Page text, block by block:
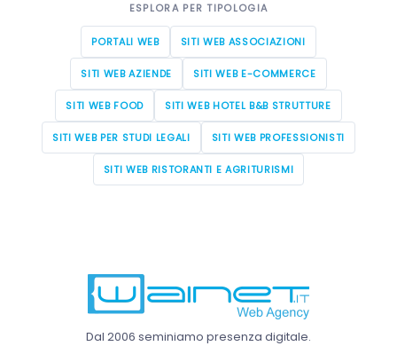
ESPLORA PER TIPOLOGIA
PORTALI WEB SITI WEB ASSOCIAZIONI
SITI WEB AZIENDE SITI WEB E-COMMERCE
SITI WEB FOOD SITI WEB HOTEL B&B STRUTTURE
SITI WEB PER STUDI LEGALI SITI WEB PROFESSIONISTI
SITI WEB RISTORANTI E AGRITURISMI
Dal 2006 seminiamo presenza digitale.